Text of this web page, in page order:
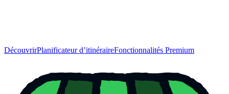
DécouvrirPlanificateur d’itinéraireFonctionnalités Premium